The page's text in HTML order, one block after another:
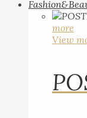
more
View